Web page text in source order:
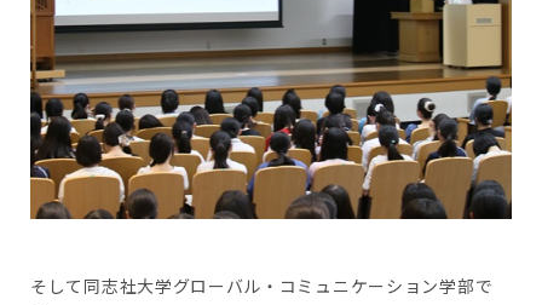
そして同志社大学グローバル・コミュニケーション学部で